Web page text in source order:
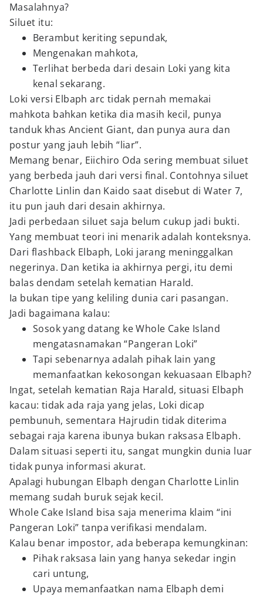
Masalahnya?
Siluet itu:
Berambut keriting sepundak,
Mengenakan mahkota,
Terlihat berbeda dari desain Loki yang kita
kenal sekarang.
Loki versi Elbaph arc tidak pernah memakai
mahkota bahkan ketika dia masih kecil, punya
tanduk khas Ancient Giant, dan punya aura dan
postur yang jauh lebih “liar”.
Memang benar, Eiichiro Oda sering membuat siluet
yang berbeda jauh dari versi final. Contohnya siluet
Charlotte Linlin dan Kaido saat disebut di Water 7,
itu pun jauh dari desain akhirnya.
Jadi perbedaan siluet saja belum cukup jadi bukti.
Yang membuat teori ini menarik adalah konteksnya.
Dari flashback Elbaph, Loki jarang meninggalkan
negerinya. Dan ketika ia akhirnya pergi, itu demi
balas dendam setelah kematian Harald.
Ia bukan tipe yang keliling dunia cari pasangan.
Jadi bagaimana kalau:
Sosok yang datang ke Whole Cake Island
mengatasnamakan “Pangeran Loki”
Tapi sebenarnya adalah pihak lain yang
memanfaatkan kekosongan kekuasaan Elbaph?
Ingat, setelah kematian Raja Harald, situasi Elbaph
kacau: tidak ada raja yang jelas, Loki dicap
pembunuh, sementara Hajrudin tidak diterima
sebagai raja karena ibunya bukan raksasa Elbaph.
Dalam situasi seperti itu, sangat mungkin dunia luar
tidak punya informasi akurat.
Apalagi hubungan Elbaph dengan Charlotte Linlin
memang sudah buruk sejak kecil.
Whole Cake Island bisa saja menerima klaim “ini
Pangeran Loki” tanpa verifikasi mendalam.
Kalau benar impostor, ada beberapa kemungkinan:
Pihak raksasa lain yang hanya sekedar ingin
cari untung,
Upaya memanfaatkan nama Elbaph demi